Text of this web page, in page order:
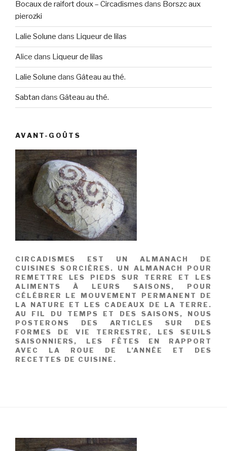
Bocaux de raifort doux – Circadismes dans Borszc aux
pierozki
Lalie Solune dans Liqueur de lilas
Alice dans Liqueur de lilas
Lalie Solune dans Gâteau au thé.
Sabtan dans Gâteau au thé.
AVANT-GOÛTS
CIRCADISMES EST UN ALMANACH DE
CUISINES SORCIÈRES. UN ALMANACH POUR
REMETTRE LES PIEDS SUR TERRE ET LES
ALIMENTS À LEURS SAISONS, POUR
CÉLÉBRER LE MOUVEMENT PERMANENT DE
LA NATURE ET LES CADEAUX DE LA TERRE.
AU FIL DU TEMPS ET DES SAISONS, NOUS
POSTERONS DES ARTICLES SUR DES
FORMES DE VIE TERRESTRE, LES SEUILS
SAISONNIERS, LES FÊTES EN RAPPORT
AVEC LA ROUE DE L’ANNÉE ET DES
RECETTES DE CUISINE.